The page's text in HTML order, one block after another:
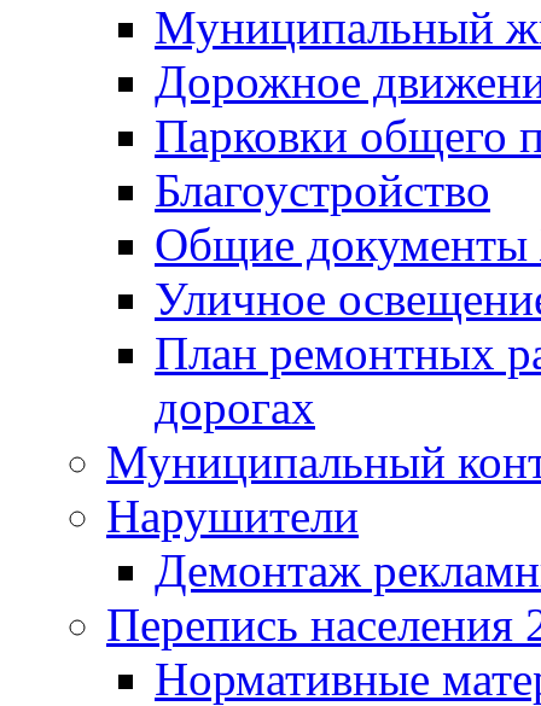
Муниципальный
Дорожное
Парковки общего
Благоустройство
Общие
Уличное
План ремонтных
дорогах
Муниципальный
Нарушители
Демонтаж
Перепись населения
Нормативные